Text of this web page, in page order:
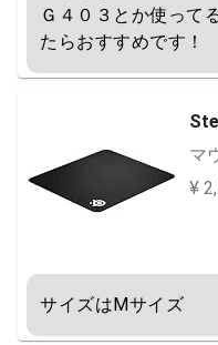
Ｇ４０３とか使って
たらおすすめです！
マ
¥
サイズはMサイズ